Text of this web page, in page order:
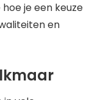
je een keuze
en